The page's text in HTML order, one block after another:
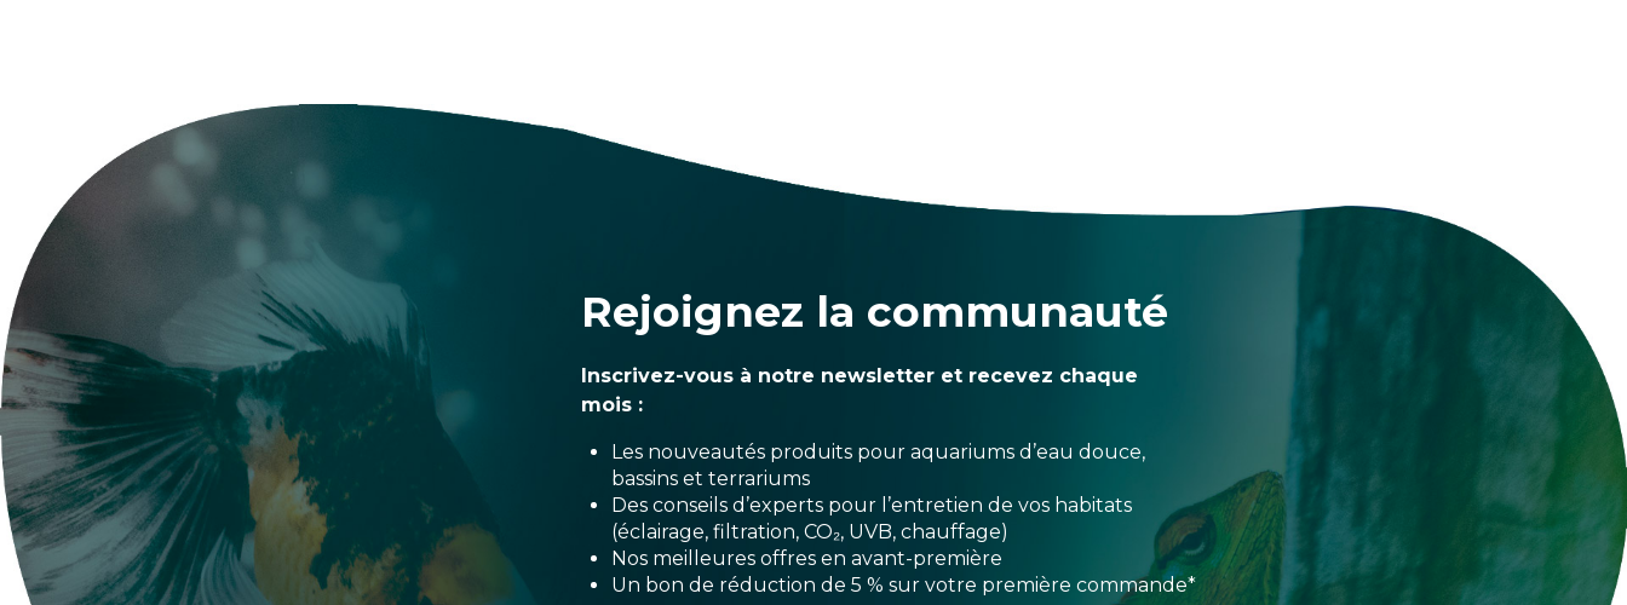
Rejoignez la communauté
Inscrivez-vous à notre newsletter et recevez chaque
mois :
Les nouveautés produits pour aquariums d’eau douce,
bassins et terrariums
Des conseils d’experts pour l’entretien de vos habitats
(éclairage, filtration, CO₂, UVB, chauffage)
Nos meilleures offres en avant-première
Un bon de réduction de 5 % sur votre première commande*